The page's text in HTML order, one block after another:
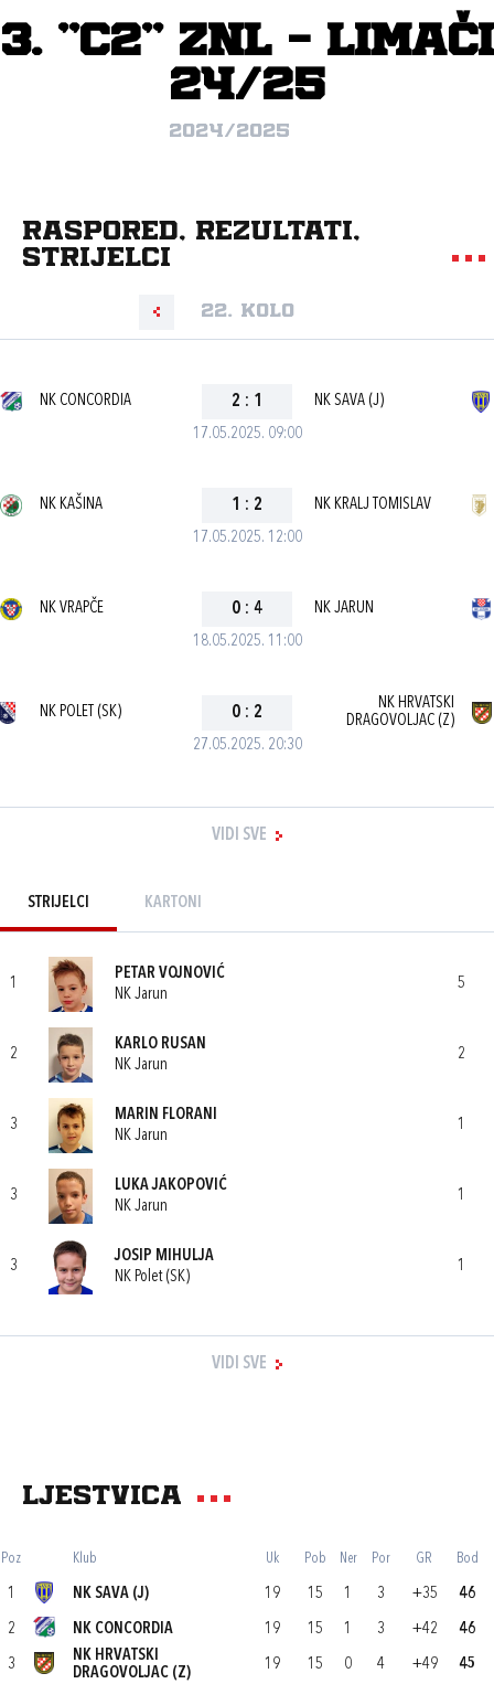
3. "C2" ZNL - LIMAČI
24/25
2024/2025
Raspored, rezultati,
strijelci
22. kolo
17.05.2025. 09:00
NK CONCORDIA 2 : 1 NK SAVA (J)
17.05.2025. 12:00
NK KAŠINA 1 : 2 NK KRALJ TOMISLAV
18.05.2025. 11:00
NK VRAPČE 0 : 4 NK JARUN
27.05.2025. 20:30
NK POLET (SK) 0 : 2
NK HRVATSKI
DRAGOVOLJAC (Z)
VIDI SVE
STRIJELCI KARTONI
1
PETAR VOJNOVIĆ
NK Jarun
5
2
KARLO RUSAN
NK Jarun
2
3
MARIN FLORANI
NK Jarun
1
3
LUKA JAKOPOVIĆ
NK Jarun
1
3
JOSIP MIHULJA
NK Polet (SK)
1
VIDI SVE
Ljestvica
Poz Klub Uk Pob Ner Por GR Bod
1 NK SAVA (J) 19 15 1 3 +35 46
2 NK CONCORDIA 19 15 1 3 +42 46
3
NK HRVATSKI
DRAGOVOLJAC (Z)
19 15 0 4 +49 45